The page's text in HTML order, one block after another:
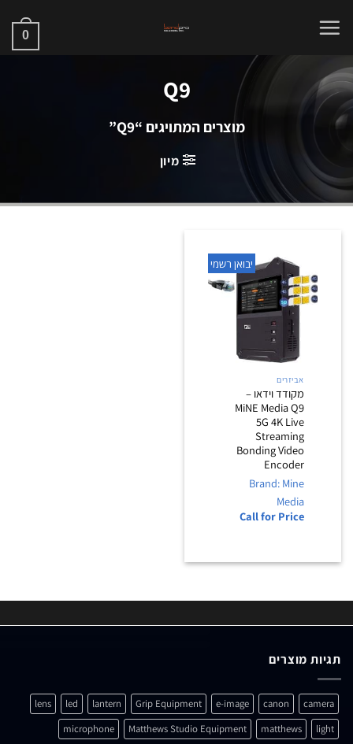
0
Q9
מוצרים המתויגים “Q9”
מיון
יבואן רשמי
אביזרים
מקודד וידאו –
MiNE Media Q9
5G 4K Live
Streaming
Bonding Video
Encoder
Brand: Mine
Media
Call for Price
תגיות מוצרים
camera
canon
e-image
Grip Equipment
lantern
led
lens
light
matthews
Matthews Studio Equipment
microphone